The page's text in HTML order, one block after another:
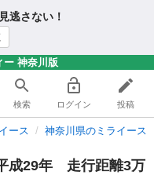
逃さない！
ー 神奈川版
検索 ログイン 投稿
ース 神奈川県のミライース
成29年 走行距離3万